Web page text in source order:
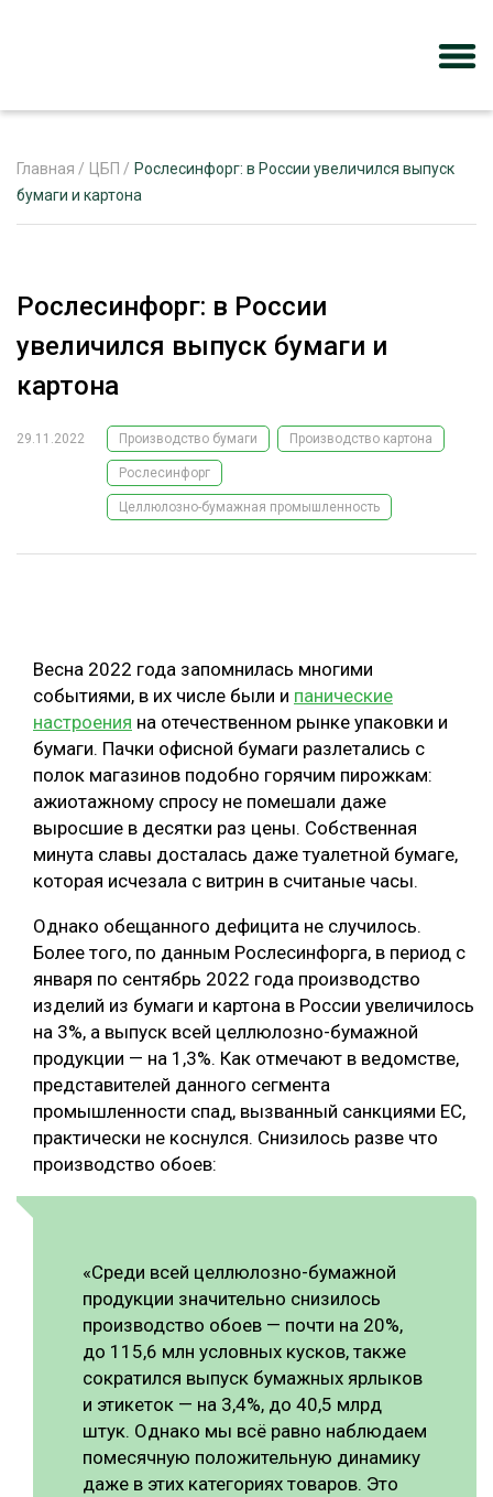
РЕКЛАМОДАТЕЛЯМ
ЛЕСНОЕ ХОЗЯЙСТВО
ЛЕСОЗАГОТОВКА
ОБРАБОТКА ДРЕВЕСИНЫ
ПРОИЗВОДСТВО ДРЕВЕСНЫХ ПЛИТ
ЦБП
КОМПЛЕКСНАЯ ПЕРЕРАБОТКА
ЛЕСОПИЛЕНИЕ
БЕЗОПАСНОЕ ПРОИЗВОДСТВО
СОРТИРОВКА ДРЕВЕСИНЫ
СУШКА ДРЕВЕСИНЫ
МЕБЕЛЬНОЕ ПРОИЗВОДСТВО
ПОДБОРКИ СТАТЕЙ
ЭКСПЕРТНОЕ МНЕНИЕ
Главная / ЦБП / Рослесинфорг: в России увеличился выпуск
бумаги и картона
Рослесинфорг: в России
увеличился выпуск бумаги и
картона
29.11.2022 Производство бумаги Производство картона
Рослесинфорг
Целлюлозно-бумажная промышленность
Весна 2022 года запомнилась многими
событиями, в их числе были и панические
настроения на отечественном рынке упаковки и
бумаги. Пачки офисной бумаги разлетались с
полок магазинов подобно горячим пирожкам:
ажиотажному спросу не помешали даже
выросшие в десятки раз цены. Собственная
минута славы досталась даже туалетной бумаге,
которая исчезала с витрин в считаные часы.
Однако обещанного дефицита не случилось.
Более того, по данным Рослесинфорга, в период с
января по сентябрь 2022 года производство
изделий из бумаги и картона в России увеличилось
на 3%, а выпуск всей целлюлозно-бумажной
продукции — на 1,3%. Как отмечают в ведомстве,
представителей данного сегмента
промышленности спад, вызванный санкциями ЕС,
практически не коснулся. Снизилось разве что
производство обоев:
«Среди всей целлюлозно-бумажной
продукции значительно снизилось
производство обоев — почти на 20%,
до 115,6 млн условных кусков, также
сократился выпуск бумажных ярлыков
и этикеток — на 3,4%, до 40,5 млрд
штук. Однако мы всё равно наблюдаем
помесячную положительную динамику
даже в этих категориях товаров. Это